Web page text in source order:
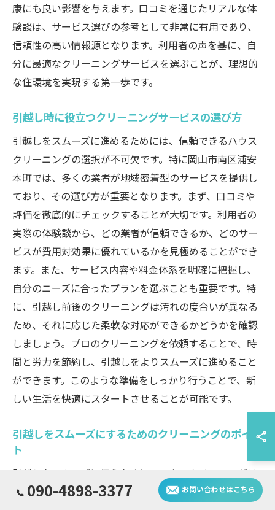
康にも良い影響を与えます。口コミを通じたリアルな体
験談は、サービス選びの参考として非常に有用であり、
信頼性の高い情報源となります。利用者の声を基に、自
分に最適なクリーニングサービスを選ぶことが、理想的
な住環境を実現する第一歩です。
引越し時に役立つクリーニングサービスの選び方
引越しをスムーズに進めるためには、信頼できるハウス
クリーニングの選択が不可欠です。特に岡山市南区浦安
本町では、多くの業者が地域密着型のサービスを提供し
ており、その選び方が重要となります。まず、口コミや
評価を徹底的にチェックすることが大切です。利用者の
実際の体験談から、どの業者が信頼できるか、どのサー
ビスが費用対効果に優れているかを見極めることができ
ます。また、サービス内容や料金体系を明確に把握し、
自分のニーズに合ったプランを選ぶことも重要です。特
に、引越し前後のクリーニングは汚れの度合いが異なる
ため、それに応じた柔軟な対応ができるかどうかを確認
しましょう。プロのクリーニングを依頼することで、時
間と労力を節約し、引越しをよりスムーズに進めること
ができます。このような準備をしっかり行うことで、新
しい生活を快適にスタートさせることが可能です。
引越しをスムーズにするためのクリーニングのポイン
ト
引越しをスムーズに行うために、ハウスクリーニングは
非常に重要です。特に、引越し先の住居を清潔に保つこ
090-4898-3377 お問い合わせはこちら